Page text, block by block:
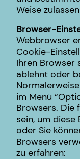
Weise
Browser-
Webbrowser
Cookie-
Ihren Browser
ablehnt oder
im Menü
Browsers. Die
sein, um diese
oder Sie
Browsers
zu erfahren: